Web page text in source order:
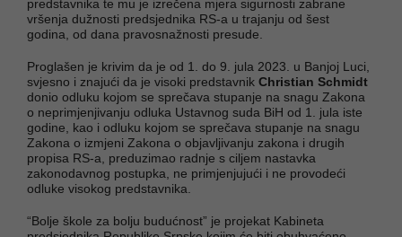
predstavnika te mu je izrečena mjera sigurnosti zabrane
vršenja dužnosti predsjednika RS-a u trajanju od šest
godina, od dana pravosnažnosti presude.
Proglašen je krivim da je od 1. do 9. jula 2023. u Banjoj Luci,
svjesno i znajući da je visoki predstavnik Christian Schmidt
donio odluku kojom se sprečava stupanje na snagu Zakona
o neprimjenjivanju odluka Ustavnog suda BiH od 1. jula iste
godine, kao i odluku kojom se sprečava stupanje na snagu
Zakona o izmjeni Zakona o objavljivanju zakona i drugih
propisa RS-a, preduzimao radnje s ciljem nastavka
zakonodavnog postupka, ne primjenjujući i ne provodeći
odluke visokog predstavnika.
“Bolje škole za bolju budućnost” je projekat Kabineta